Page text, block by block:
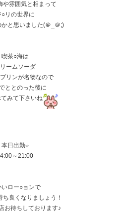
や雰囲気と相まって
○リの世界に
と思いました(＠_＠;)
喫茶○海は
ームソーダ
リンが名物なので
ととのった後に
みて下さいね
本日出勤☆
～21:00
いロー○ョンで
ち良くなりましょう！
お待ちしております♪